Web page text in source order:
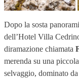
Dopo la sosta
dell’Hotel Villa
diramazione chiamata
merenda su una
selvaggio, dominato